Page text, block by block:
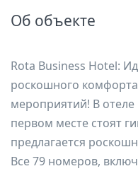
Об объекте
Rota Business Hotel:
роскошного
мероприятий! В отеле
первом месте стоят
предлагается
Все 79 номеров,